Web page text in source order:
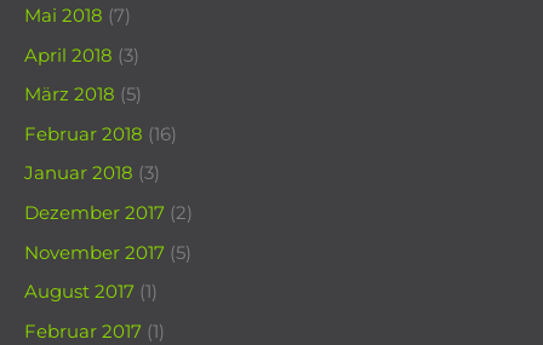
Mai 2018 (7)
April 2018 (3)
März 2018 (5)
Februar 2018 (16)
Januar 2018 (3)
Dezember 2017 (2)
November 2017 (5)
August 2017 (1)
Februar 2017 (1)